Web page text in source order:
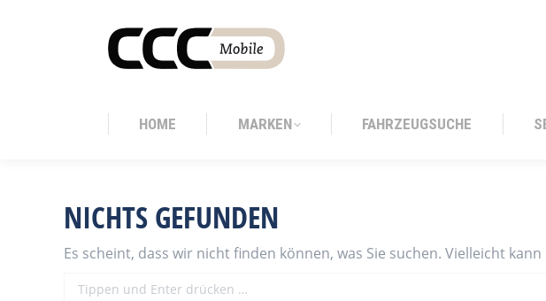
HOME MARKEN FAHRZEUGSUCHE
NICHTS GEFUNDEN
Es scheint, dass wir nicht finden können, was Sie suchen. Vielleicht kann
Search:
HOME MARKEN